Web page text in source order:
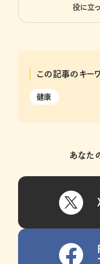
役に立
この記事のキー
健康
あなた